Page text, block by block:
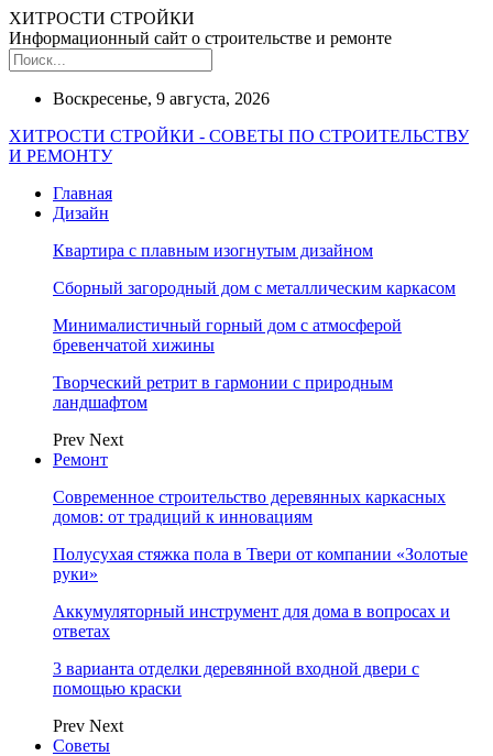
ХИТРОСТИ СТРОЙКИ
Информационный сайт о строительстве и ремонте
Воскресенье, 9 августа, 2026
ХИТРОСТИ СТРОЙКИ - СОВЕТЫ ПО СТРОИТЕЛЬСТВУ
И РЕМОНТУ
Главная
Дизайн
Квартира с плавным изогнутым дизайном
Сборный загородный дом с металлическим каркасом
Минималистичный горный дом с атмосферой
бревенчатой хижины
Творческий ретрит в гармонии с природным
ландшафтом
Prev Next
Ремонт
Современное строительство деревянных каркасных
домов: от традиций к инновациям
Полусухая стяжка пола в Твери от компании «Золотые
руки»
Аккумуляторный инструмент для дома в вопросах и
ответах
3 варианта отделки деревянной входной двери с
помощью краски
Prev Next
Советы